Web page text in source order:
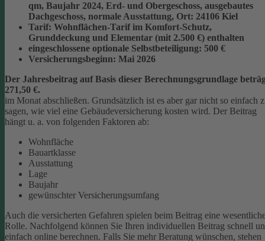
qm, Baujahr 2024, Erd- und Obergeschoss, ausgebautes
Dachgeschoss, normale Ausstattung, Ort: 24106 Kiel
Tarif: Wohnflächen-Tarif im Komfort-Schutz,
Grunddeckung und Elementar (mit 2.500 €) enthalten
eingeschlossene optionale Selbstbeteiligung: 500 €
Versicherungsbeginn: Mai 2026
Der Jahresbeitrag auf Basis dieser Berechnungsgrundlage
271,50 €.
im Monat abschließen. Grundsätzlich ist es aber gar nicht so einfach
sagen, wie viel eine Gebäudeversicherung kosten wird. Der Beitrag
hängt u. a. von folgenden Faktoren ab:
Wohnfläche
Bauartklasse
Ausstattung
Lage
Baujahr
gewünschter Versicherungsumfang
Auch die versicherten Gefahren spielen beim Beitrag eine
Rolle. Nachfolgend können Sie Ihren individuellen Beitrag schnell
einfach online berechnen. Falls Sie mehr Beratung wünschen, stehen